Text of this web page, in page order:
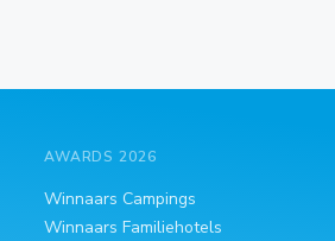
AWARDS 2026
Winnaars Campings
Winnaars Familiehotels